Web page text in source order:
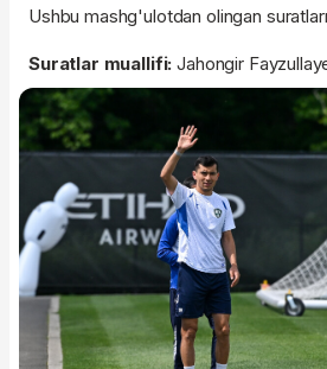
Ushbu mashg'ulotdan olingan
Suratlar muallifi: Jahongir